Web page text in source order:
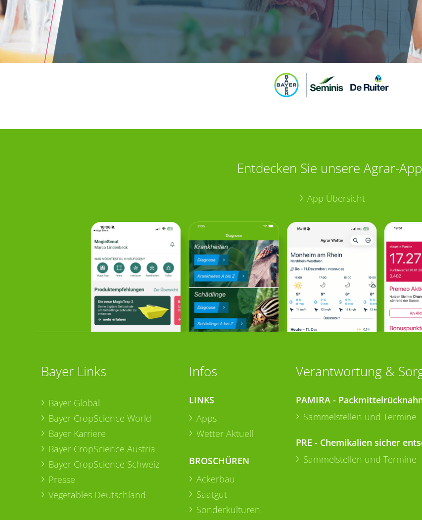
Entdecken Sie unsere Agrar-
App Übersicht
Bayer Links
Bayer Global
Bayer CropScience World
Bayer Karriere
Bayer CropScience Austria
Bayer CropScience Schweiz
Presse
Vegetables Deutschland
Infos
LINKS
Apps
Wetter Aktuell
BROSCHÜREN
Ackerbau
Saatgut
Sonderkulturen
Verantwortung &
PAMIRA -
Sammelstellen und Termine
PRE - Chemikalien sicher
Sammelstellen und Termine